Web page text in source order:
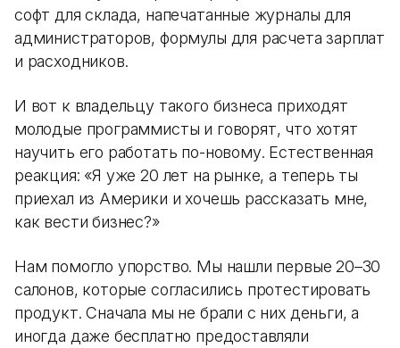
софт для склада, напечатанные журналы для
администраторов, формулы для расчета зарплат
и расходников.
И вот к владельцу такого бизнеса приходят
молодые программисты и говорят, что хотят
научить его работать по-новому. Естественная
реакция: «Я уже 20 лет на рынке, а теперь ты
приехал из Америки и хочешь рассказать мне,
как вести бизнес?»
Нам помогло упорство. Мы нашли первые 20–30
салонов, которые согласились протестировать
продукт. Сначала мы не брали с них деньги, а
иногда даже бесплатно предоставляли